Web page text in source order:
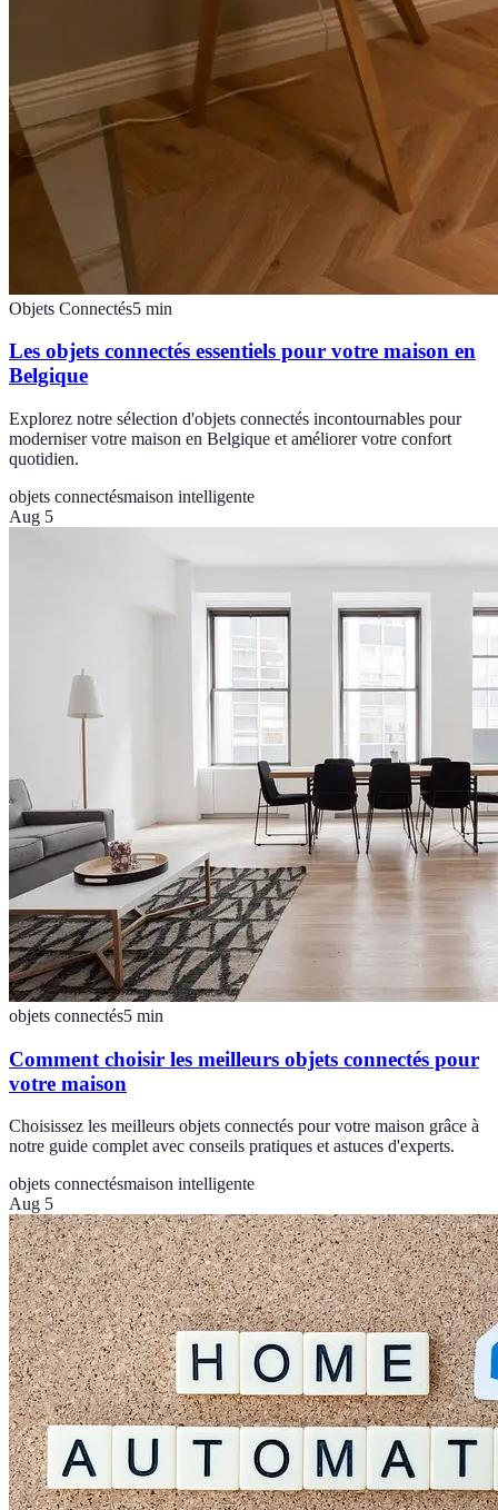
Objets Connectés5 min
Les objets connectés essentiels pour votre maison en
Belgique
Explorez notre sélection d'objets connectés incontournables pour
moderniser votre maison en Belgique et améliorer votre confort
quotidien.
objets connectésmaison intelligente
Aug 5
objets connectés5 min
Comment choisir les meilleurs objets connectés pour
votre maison
Choisissez les meilleurs objets connectés pour votre maison grâce à
notre guide complet avec conseils pratiques et astuces d'experts.
objets connectésmaison intelligente
Aug 5